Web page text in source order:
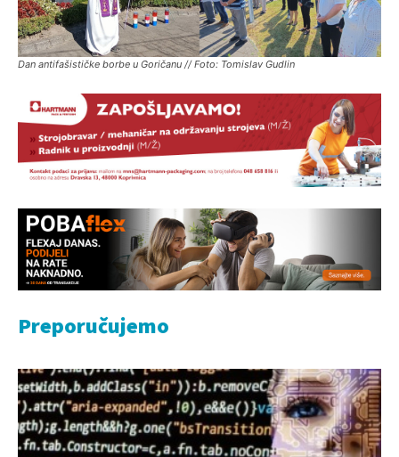
Dan antifašističke borbe u Goričanu // Foto: Tomislav Gudlin
Preporučujemo